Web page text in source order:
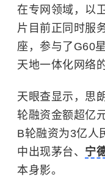
在专网领域，以
片目前正同时服
座，参与了G60
天地一体化网络
天眼查显示，思
轮融资金额超亿
B轮融资为3亿人
中出现茅台、 宁
本身影。